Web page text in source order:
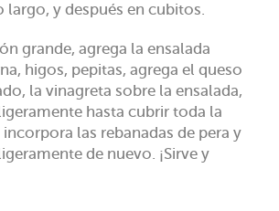
largo, y después en cubitos.
grande, agrega la ensalada
higos, pepitas, agrega el queso
la vinagreta sobre la ensalada,
hasta cubrir toda la
incorpora las rebanadas de pera y
de nuevo. ¡Sirve y